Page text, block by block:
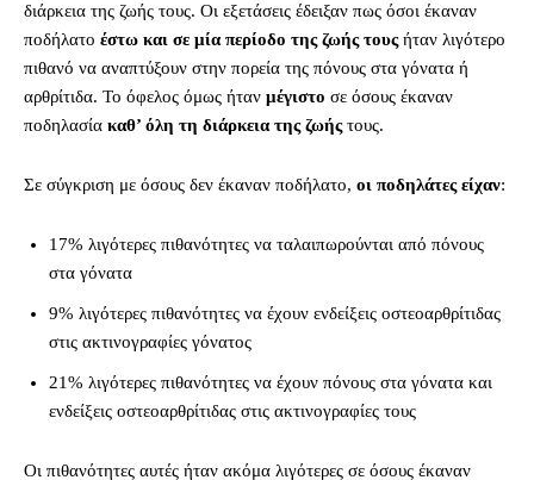
διάρκεια της ζωής τους. Οι εξετάσεις έδειξαν πως όσοι έκαναν
ποδήλατο έστω και σε μία περίοδο της ζωής τουςήταν λιγότερο
πιθανό να αναπτύξουν στην πορεία της πόνους στα γόνατα ή
αρθρίτιδα. Το όφελος όμως ήταν μέγιστο σε όσους έκαναν
ποδηλασία καθ’ όλη τη διάρκεια της ζωήςτους.
Σε σύγκριση με όσους δεν έκαναν ποδήλατο, οι ποδηλάτες είχαν:
17% λιγότερες πιθανότητες να ταλαιπωρούνται από πόνους
στα γόνατα
9% λιγότερες πιθανότητες να έχουν ενδείξεις οστεοαρθρίτιδας
στις ακτινογραφίες γόνατος
21% λιγότερες πιθανότητες να έχουν πόνους στα γόνατα και
ενδείξεις οστεοαρθρίτιδας στις ακτινογραφίες τους
Οι πιθανότητες αυτές ήταν ακόμα λιγότερες σε όσους έκαναν